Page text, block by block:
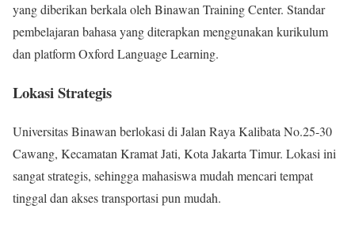
yang diberikan berkala oleh Binawan Training Center. Standar
pembelajaran bahasa yang diterapkan menggunakan kurikulum
dan platform Oxford Language Learning.
Lokasi Strategis
Universitas Binawan berlokasi di Jalan Raya Kalibata No.25-30
Cawang, Kecamatan Kramat Jati, Kota Jakarta Timur. Lokasi ini
sangat strategis, sehingga mahasiswa mudah mencari tempat
tinggal dan akses transportasi pun mudah.